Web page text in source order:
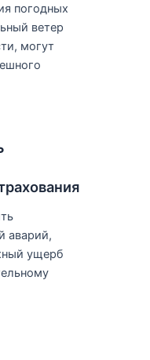
погодных
ветер
могут
аварий,
ущерб